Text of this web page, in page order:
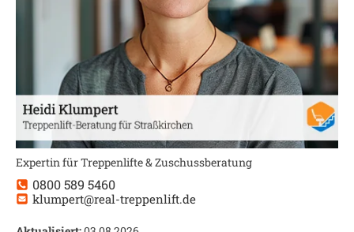
Expertin für Treppenlifte & Zuschussberatung
0800 589 5460
klumpert@real-treppenlift.de